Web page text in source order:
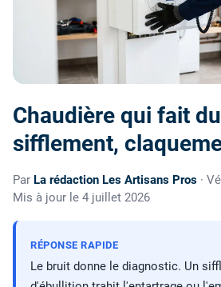
Chaudière qui fait
sifflement,
Par La rédaction Les Artisans Pros ·
Mis à jour le 4 juillet 2026
RÉPONSE RAPIDE
Le bruit donne le diagnostic. Un